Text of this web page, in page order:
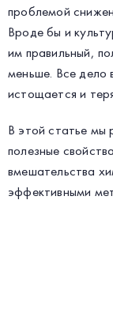
проблемой
Вроде бы и
им правильный,
меньше. Все дело
истощается и
В этой статье мы
полезные
вмешательства
эффективными